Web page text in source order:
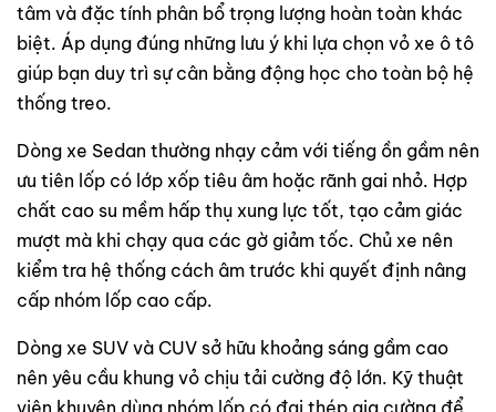
tâm và đặc tính phân bổ trọng lượng hoàn toàn khác
biệt. Áp dụng đúng những lưu ý khi lựa chọn vỏ xe ô tô
giúp bạn duy trì sự cân bằng động học cho toàn bộ hệ
thống treo.
Dòng xe Sedan thường nhạy cảm với tiếng ồn gầm nên
ưu tiên lốp có lớp xốp tiêu âm hoặc rãnh gai nhỏ. Hợp
chất cao su mềm hấp thụ xung lực tốt, tạo cảm giác
mượt mà khi chạy qua các gờ giảm tốc. Chủ xe nên
kiểm tra hệ thống cách âm trước khi quyết định nâng
cấp nhóm lốp cao cấp.
Dòng xe SUV và CUV sở hữu khoảng sáng gầm cao
nên yêu cầu khung vỏ chịu tải cường độ lớn. Kỹ thuật
viên khuyên dùng nhóm lốp có đai thép gia cường để